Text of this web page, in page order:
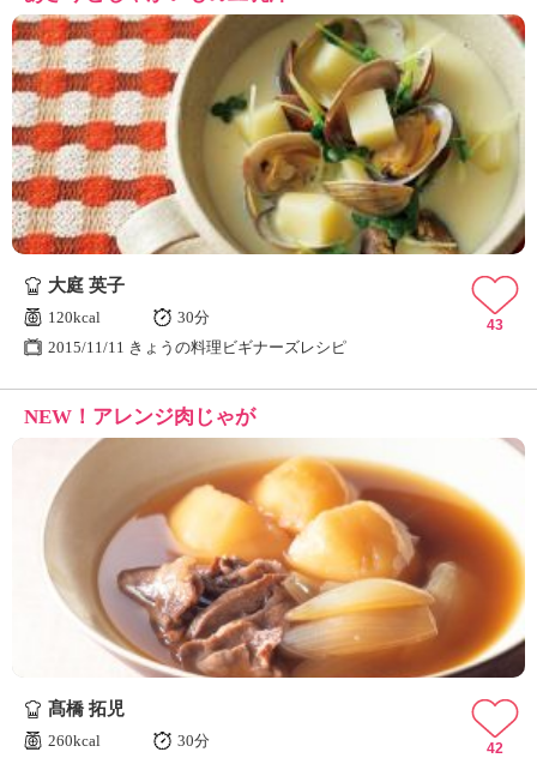
大庭 英子
120kcal
30分
2015/11/11 きょうの料理ビギナーズレシピ
43
NEW！アレンジ肉じゃが
髙橋 拓児
260kcal
30分
42